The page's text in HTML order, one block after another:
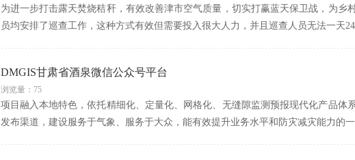
为进一步打击露天焚烧秸秆，有效改善津市空气质量，切实打赢蓝天保卫战，为乡
员均安排了巡查工作，这种方式有效但需要投入很大人力，并且巡查人员无法一天
DMGIS甘肃省酒泉微信公众号平台
浏览量：75
项目融入本地特色，依托精细化、定量化、网格化、无缝隙监测预报现代化产品
发布渠道，建设服务于气象、服务于大众，能有效提升业务水平和防灾减灾能力的